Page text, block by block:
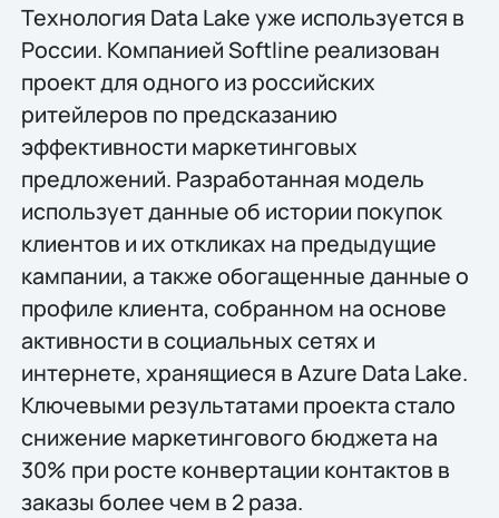
Технология Data Lake уже используется в
России. Компанией Softline реализован
проект для одного из российских
ритейлеров по предсказанию
эффективности маркетинговых
предложений. Разработанная модель
использует данные об истории покупок
клиентов и их откликах на предыдущие
кампании, а также обогащенные данные о
профиле клиента, собранном на основе
активности в социальных сетях и
интернете, хранящиеся в Azure Data Lake.
Ключевыми результатами проекта стало
снижение маркетингового бюджета на
30% при росте конвертации контактов в
заказы более чем в 2 раза.